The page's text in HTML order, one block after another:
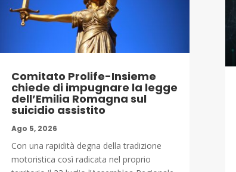
Comitato Prolife-Insieme
chiede di impugnare la legge
dell’Emilia Romagna sul
suicidio assistito
Ago 5, 2026
Con una rapidità degna della tradizione
motoristica così radicata nel proprio